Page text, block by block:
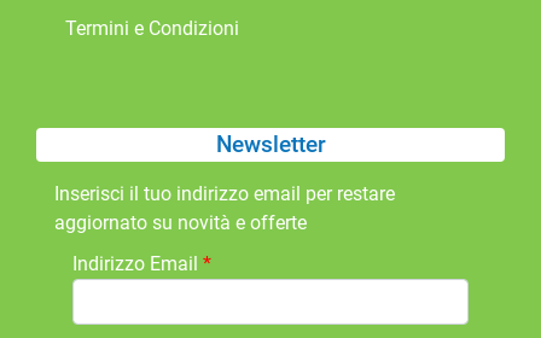
Termini e Condizioni
Newsletter
Inserisci il tuo indirizzo email per restare
aggiornato su novità e offerte
Indirizzo Email *